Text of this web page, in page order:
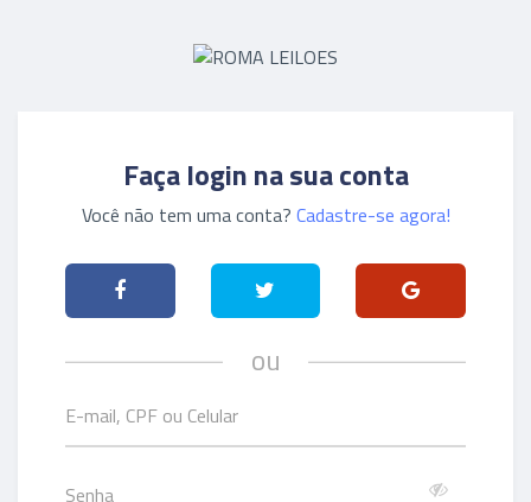
Faça login na sua conta
Você não tem uma conta? Cadastre-se agora!
ou